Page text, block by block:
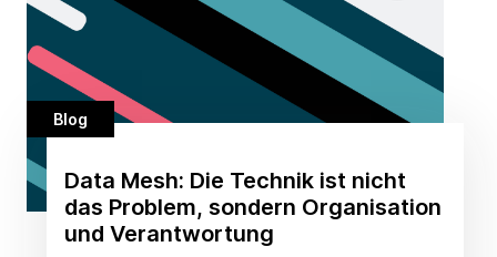
Blog
Data Mesh: Die Technik ist nicht
das Problem, sondern Organisation
und Verantwortung